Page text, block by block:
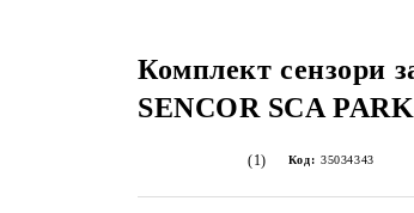
Комплект сензори
SENCOR SCA
(1) Код: 35034343